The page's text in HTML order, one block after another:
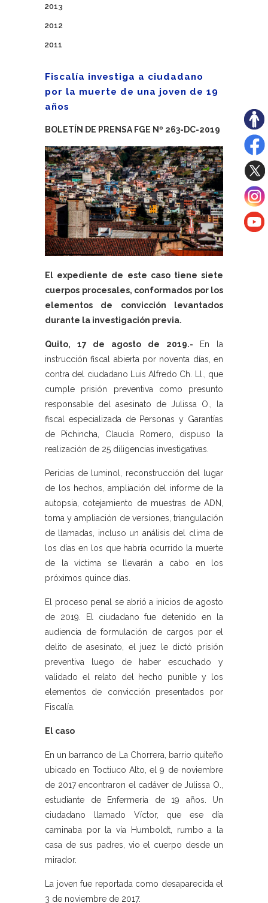
2013
2012
2011
Fiscalía investiga a ciudadano
por la muerte de una joven de 19
años
BOLETÍN DE PRENSA FGE Nº 263-DC-2019
El expediente de este caso tiene siete
cuerpos procesales, conformados por los
elementos de convicción levantados
durante la investigación previa.
Quito, 17 de agosto de 2019.- En la
instrucción fiscal abierta por noventa días, en
contra del ciudadano Luis Alfredo Ch. Ll., que
cumple prisión preventiva como presunto
responsable del asesinato de Julissa O., la
fiscal especializada de Personas y Garantías
de Pichincha, Claudia Romero, dispuso la
realización de 25 diligencias investigativas.
Pericias de luminol, reconstrucción del lugar
de los hechos, ampliación del informe de la
autopsia, cotejamiento de muestras de ADN,
toma y ampliación de versiones, triangulación
de llamadas, incluso un análisis del clima de
los días en los que habría ocurrido la muerte
de la víctima se llevarán a cabo en los
próximos quince días.
El proceso penal se abrió a inicios de agosto
de 2019. El ciudadano fue detenido en la
audiencia de formulación de cargos por el
delito de asesinato, el juez le dictó prisión
preventiva luego de haber escuchado y
validado el relato del hecho punible y los
elementos de convicción presentados por
Fiscalía.
El caso
En un barranco de La Chorrera, barrio quiteño
ubicado en Toctiuco Alto, el 9 de noviembre
de 2017 encontraron el cadáver de Julissa O.,
estudiante de Enfermería de 19 años. Un
ciudadano llamado Víctor, que ese día
caminaba por la vía Humboldt, rumbo a la
casa de sus padres, vio el cuerpo desde un
mirador.
La joven fue reportada como desaparecida el
3 de noviembre de 2017.